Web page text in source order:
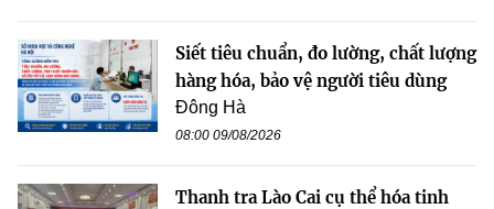
Siết tiêu chuẩn, đo lường, chất lượng
hàng hóa, bảo vệ người tiêu dùng
Đông Hà
08:00 09/08/2026
Thanh tra Lào Cai cụ thể hóa tinh